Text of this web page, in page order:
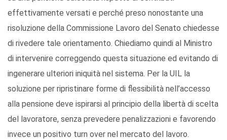
effettivamente versati e perché preso nonostante una
risoluzione della Commissione Lavoro del Senato chiedesse
di rivedere tale orientamento. Chiediamo quindi al Ministro
di intervenire correggendo questa situazione ed evitando di
ingenerare ulteriori iniquità nel sistema. Per la UIL la
soluzione per ripristinare forme di flessibilità nell’accesso
alla pensione deve ispirarsi al principio della libertà di scelta
del lavoratore, senza prevedere penalizzazioni e favorendo
invece un positivo turn over nel mercato del lavoro.